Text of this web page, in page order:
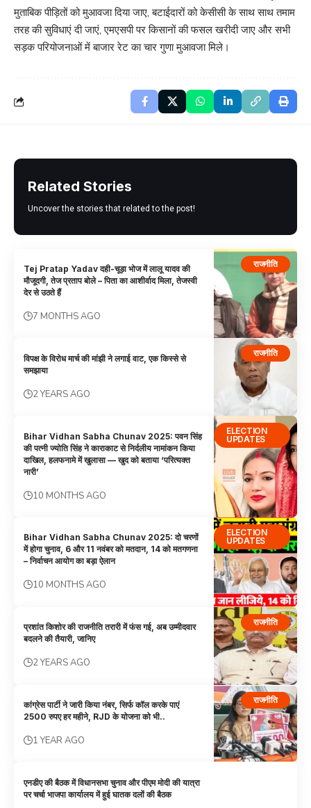
मुताबिक पीड़ितों को मुआवजा दिया जाए, बटाईदारों को केसीसी के साथ साथ तमाम
तरह की सुविधाएं दी जाएं, एमएसपी पर किसानों की फसल खरीदी जाए और सभी
सड़क परियोजनाओं में बाजार रेट का चार गुणा मुआवजा मिले।
Related Stories
Uncover the stories that related to the post!
राजनीति
Tej Pratap Yadav दही-चूड़ा भोज में लालू यादव की
मौजूदगी, तेज प्रताप बोले – पिता का आशीर्वाद मिला, तेजस्वी
देर से उठते हैं
7 MONTHS AGO
राजनीति
विपक्ष के विरोध मार्च की मांझी ने लगाई वाट, एक किस्से से
समझाया
2 YEARS AGO
ELECTION
UPDATES
Bihar Vidhan Sabha Chunav 2025: पवन सिंह
की पत्नी ज्योति सिंह ने काराकाट से निर्दलीय नामांकन किया
दाखिल, हलफनामे में खुलासा — खुद को बताया ‘परित्यक्त
नारी’
10 MONTHS AGO
ELECTION
UPDATES
Bihar Vidhan Sabha Chunav 2025: दो चरणों
में होगा चुनाव, 6 और 11 नवंबर को मतदान, 14 को मतगणना
– निर्वाचन आयोग का बड़ा ऐलान
10 MONTHS AGO
राजनीति
प्रशांत किशोर की राजनीति तरारी में फंस गई, अब उम्मीदवार
बदलने की तैयारी, जानिए
2 YEARS AGO
राजनीति
कांग्रेस पार्टी ने जारी किया नंबर, सिर्फ कॉल करके पाएं
2500 रुपए हर महीने, RJD के योजना को भी..
1 YEAR AGO
एनडीए की बैठक में विधानसभा चुनाव और पीएम मोदी की यात्रा
पर चर्चा भाजपा कार्यालय में हुई घातक दलों की बैठक